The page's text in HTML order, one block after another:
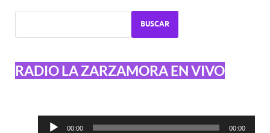
BUSCAR
RADIO LA ZARZAMORA EN VIVO
Reproductor
00:00 00:00